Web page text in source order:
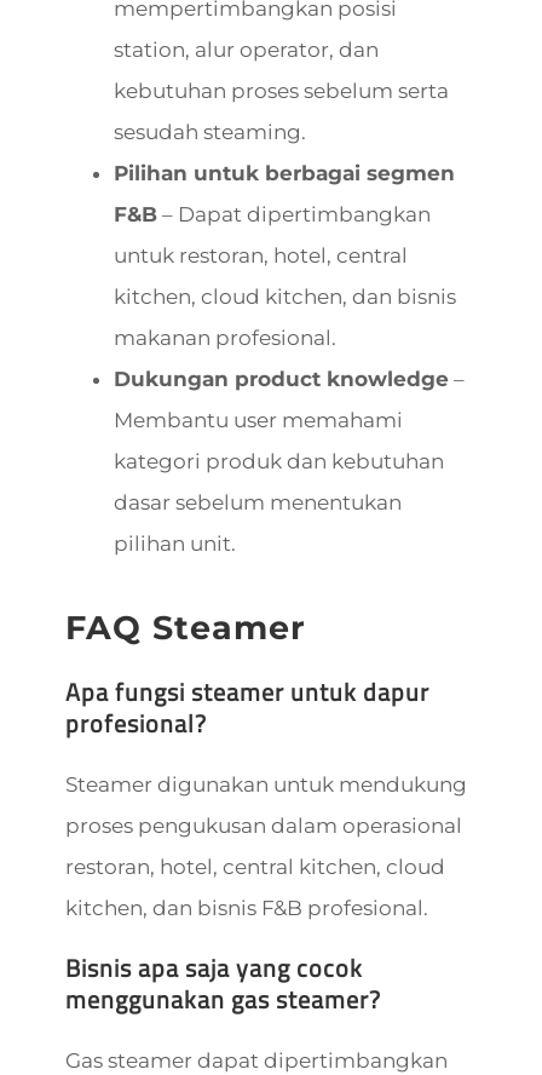
mempertimbangkan posisi
station, alur operator, dan
kebutuhan proses sebelum serta
sesudah steaming.
Pilihan untuk berbagai segmen
F&B – Dapat dipertimbangkan
untuk restoran, hotel, central
kitchen, cloud kitchen, dan bisnis
makanan profesional.
Dukungan product knowledge –
Membantu user memahami
kategori produk dan kebutuhan
dasar sebelum menentukan
pilihan unit.
FAQ Steamer
Apa fungsi steamer untuk dapur
profesional?
Steamer digunakan untuk mendukung
proses pengukusan dalam operasional
restoran, hotel, central kitchen, cloud
kitchen, dan bisnis F&B profesional.
Bisnis apa saja yang cocok
menggunakan gas steamer?
Gas steamer dapat dipertimbangkan